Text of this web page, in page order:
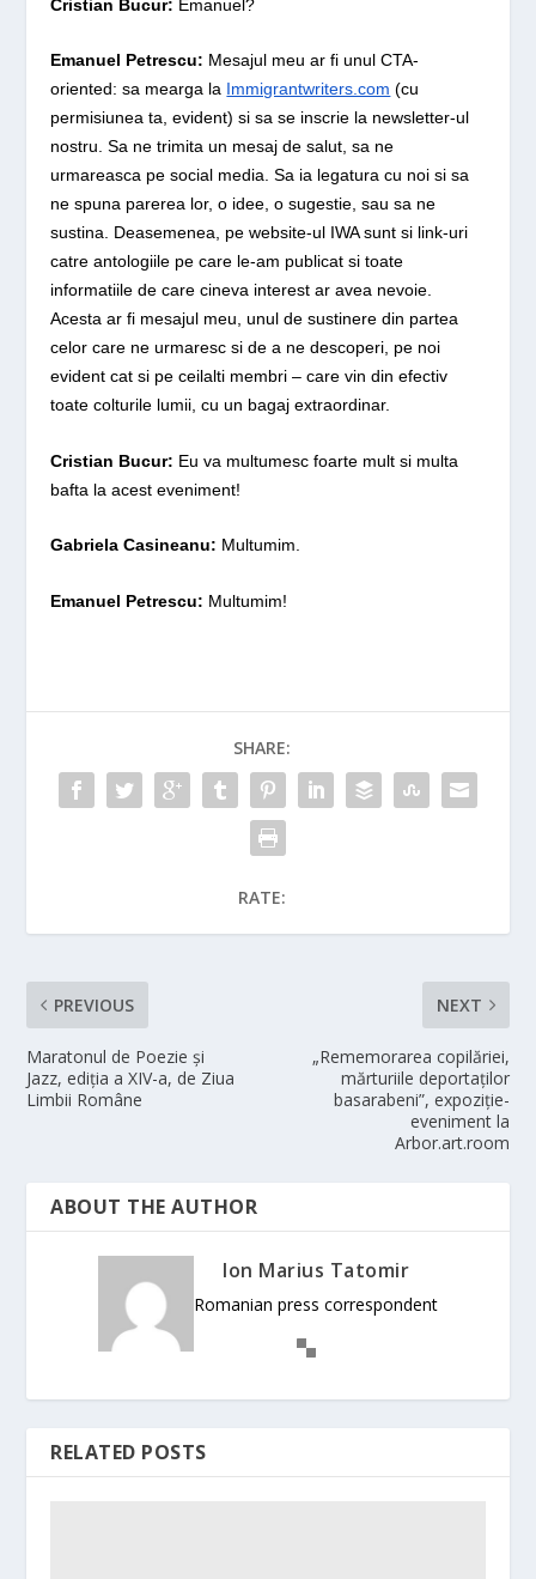
Cristian Bucur: Emanuel?
Emanuel Petrescu: Mesajul meu ar fi unul CTA-
oriented: sa mearga la Immigrantwriters.com (cu
permisiunea ta, evident) si sa se inscrie la newsletter-ul
nostru. Sa ne trimita un mesaj de salut, sa ne
urmareasca pe social media. Sa ia legatura cu noi si sa
ne spuna parerea lor, o idee, o sugestie, sau sa ne
sustina. Deasemenea, pe website-ul IWA sunt si link-uri
catre antologiile pe care le-am publicat si toate
informatiile de care cineva interest ar avea nevoie.
Acesta ar fi mesajul meu, unul de sustinere din partea
celor care ne urmaresc si de a ne descoperi, pe noi
evident cat si pe ceilalti membri – care vin din efectiv
toate colturile lumii, cu un bagaj extraordinar.
Cristian Bucur: Eu va multumesc foarte mult si multa
bafta la acest eveniment!
Gabriela Casineanu: Multumim.
Emanuel Petrescu: Multumim!
SHARE:
RATE:
PREVIOUS
Maratonul de Poezie și
Jazz, ediția a XIV-a, de Ziua
Limbii Române
NEXT
„Rememorarea copilăriei,
mărturiile deportaților
basarabeni”, expoziție-
eveniment la
Arbor.art.room
ABOUT THE AUTHOR
Ion Marius Tatomir
Romanian press correspondent
RELATED POSTS